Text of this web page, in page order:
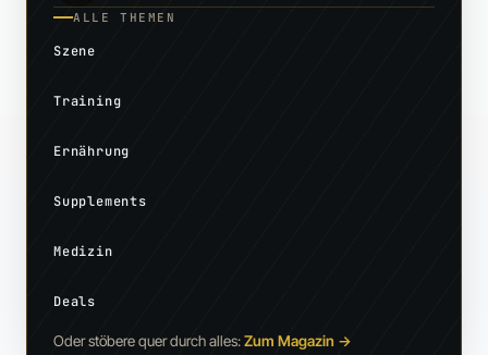
ALLE THEMEN
Szene
Training
Ernährung
Supplements
Medizin
Deals
Oder stöbere quer durch alles:Zum Magazin →